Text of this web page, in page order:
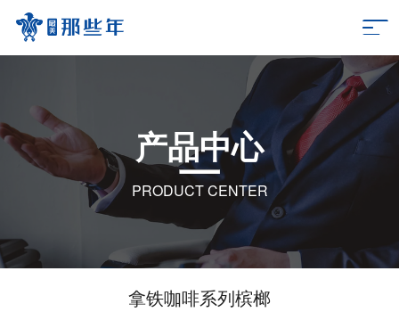
产品中心
PRODUCT CENTER
拿铁咖啡系列槟榔